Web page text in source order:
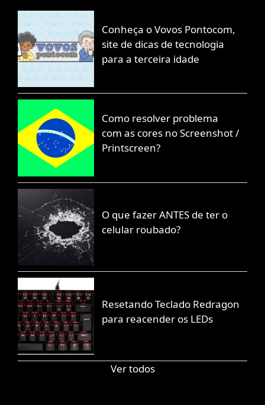
Conheça o Vovos Pontocom,
site de dicas de tecnologia
para a terceira idade
Como resolver problema
com as cores no Screenshot /
Printscreen?
O que fazer ANTES de ter o
celular roubado?
Resetando Teclado Redragon
para reacender os LEDs
Ver todos